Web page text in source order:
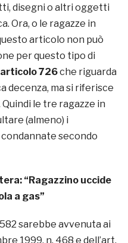
disegni o altri oggetti
Ora, o le ragazze in
articolo non può
per questo tipo di
articolo 726che riguarda
decenza, ma si riferisce
le tre ragazze in
(almeno) i
secondo
“Ragazzino uccide
a gas”
sarebbe avvenuta ai
1999, n. 468 e dell’art.